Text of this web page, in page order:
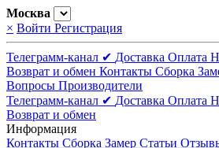
Москва
× Войти Регистрация
Телеграмм-канал ✔ Доставка Оплата
Возврат и обмен Контакты Сборка
Вопросы Производители
Телеграмм-канал ✔ Доставка Оплата
Возврат и обмен
Информация
Контакты Сборка Замер Статьи